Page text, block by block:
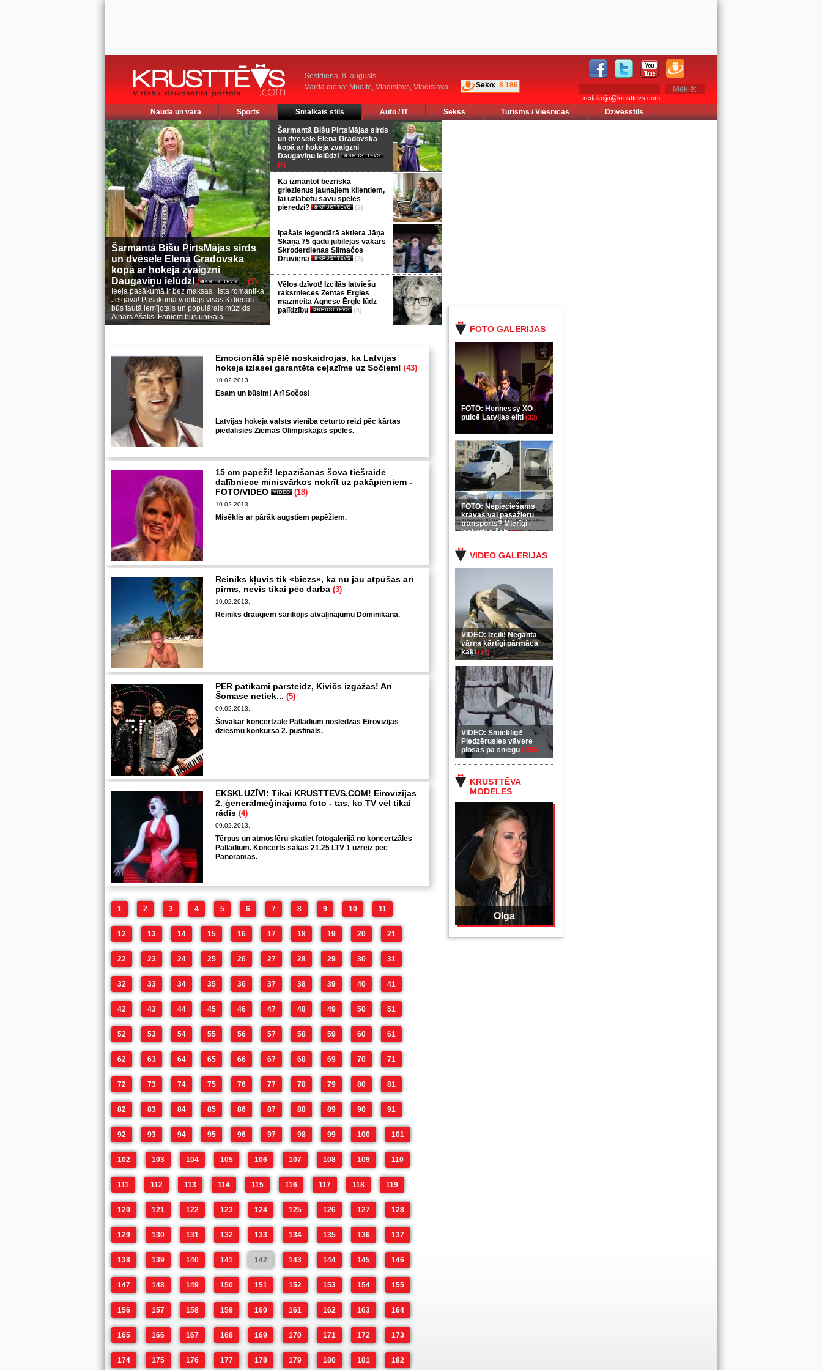
Sestdiena, 8. augusts
Vārda diena: Mudīte, Vladislavs, Vladislava
Seko: 8 186
redakcija@krusttevs.com
Nauda un vara Sports Smalkais stils Auto / IT Sekss Tūrisms / Viesnīcas Dzīvesstils
FOTO GALERIJAS
FOTO: Hennessy XO
pulcē Latvijas eliti(32)
FOTO: Nepieciešams
kravas vai pasažieru
transports? Mierīgi -
ieskaties šeit(35)
VIDEO GALERIJAS
VIDEO: Izcili! Neganta
vārna kārtīgi pārmāca
kaķi(37)
VIDEO: Smieklīgi!
Piedzērusies vāvere
plosās pa sniegu (255)
KRUSTTĒVA
MODELES
Olga
Šarmantā Bišu PirtsMājas sirds
un dvēsele Elena Gradovska
kopā ar hokeja zvaigzni
Daugaviņu ielūdz!
(5)
Ieeja pasākumā ir bez maksas. Īsta romantika
Jelgavā! Pasākuma vadītājs visas 3 dienas
būs tautā iemīļotais un populārais mūziķis
Ainārs Ašaks. Faniem būs unikāla
Šarmantā Bišu PirtsMājas sirds
un dvēsele Elena Gradovska
kopā ar hokeja zvaigzni
Daugaviņu ielūdz!
(5)
Kā izmantot bezriska
griezienus jaunajiem klientiem,
lai uzlabotu savu spēles
pieredzi?
(2)
Īpašais leģendārā aktiera Jāņa
Skaņa 75 gadu jubilejas vakars
Skroderdienas Silmačos
Druvienā
(3)
Vēlos dzīvot! Izcilās latviešu
rakstnieces Zentas Ērgles
mazmeita Agnese Ērgle lūdz
palīdzību
(4)
Emocionālā spēlē noskaidrojas, ka Latvijas
hokeja izlasei garantēta ceļazīme uz Sočiem! (43)
10.02.2013.
Esam un būsim! Arī Sočos!
Latvijas hokeja valsts vienība ceturto reizi pēc kārtas
piedalīsies Ziemas Olimpiskajās spēlēs.
15 cm papēži! Iepazīšanās šova tiešraidē
dalībniece minisvārkos nokrīt uz pakāpieniem -
FOTO/VIDEO
(18)
10.02.2013.
Misēklis ar pārāk augstiem papēžiem.
Reiniks kļuvis tik «biezs», ka nu jau atpūšas arī
pirms, nevis tikai pēc darba (3)
10.02.2013.
Reiniks draugiem sarīkojis atvaļinājumu Dominikānā.
PER patīkami pārsteidz, Kivičs izgāžas! Arī
Šomase netiek... (5)
09.02.2013.
Šovakar koncertzālē Palladium noslēdzās Eirovīzijas
dziesmu konkursa 2. pusfināls.
EKSKLUZĪVI: Tikai KRUSTTEVS.COM! Eirovīzijas
2. ģenerālmēģinājuma foto - tas, ko TV vēl tikai
rādīs (4)
09.02.2013.
Tērpus un atmosfēru skatiet fotogalerijā no koncertzāles
Palladium. Koncerts sākas 21.25 LTV 1 uzreiz pēc
Panorāmas.
1 2 3 4 5 6 7 8 9 10 11
12 13 14 15 16 17 18 19 20 21
22 23 24 25 26 27 28 29 30 31
32 33 34 35 36 37 38 39 40 41
42 43 44 45 46 47 48 49 50 51
52 53 54 55 56 57 58 59 60 61
62 63 64 65 66 67 68 69 70 71
72 73 74 75 76 77 78 79 80 81
82 83 84 85 86 87 88 89 90 91
92 93 94 95 96 97 98 99 100 101
102 103 104 105 106 107 108 109 110
111 112 113 114 115 116 117 118 119
120 121 122 123 124 125 126 127 128
129 130 131 132 133 134 135 136 137
138 139 140 141 142 143 144 145 146
147 148 149 150 151 152 153 154 155
156 157 158 159 160 161 162 163 164
165 166 167 168 169 170 171 172 173
174 175 176 177 178 179 180 181 182